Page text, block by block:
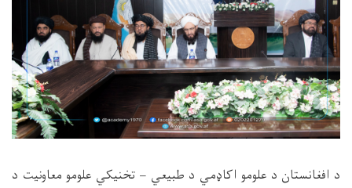
د افغانستان د علومو اکاډمي د طبیعي – تخنیکي علومو معاونیت د